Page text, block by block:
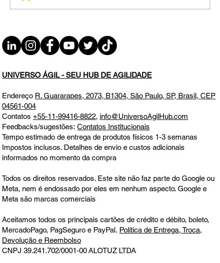
Talentos e Produtividade QUA 08.01.25
07h31
UNIVERSO ÁGIL - SEU HUB DE AGILIDADE
Endereço R. Guararapes, 2073, B1304, São Paulo, SP, Brasil, CEP
04561-004
Contatos+55-11-99416-8822, info@UniversoAgilHub.com
Feedbacks/sugestões:Contatos Institucionais
Tempo estimado de entrega de produtos físicos 1-3 semanas
Impostos inclusos. Detalhes de envio e custos adicionais
informados no momento da compra
Todos os direitos reservados. Este site não faz parte do Google ou
Meta, nem é endossado por eles em nenhum aspecto. Google e
Meta são marcas comerciais
Aceitamos todos os principais cartões de crédito e débito, boleto,
MercadoPago, PagSeguro e PayPal. Política de Entrega, Troca,
Devolução e Reembolso
CNPJ 39.241.702/0001-00ALOTUZ LTDA